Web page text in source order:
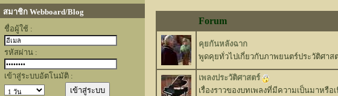
สมาชิก Webboard/Blog
ชื่อผู้ใช้ :
รหัสผ่าน :
เข้าสู่ระบบอัตโนมัติ :
Forum
คุยกันหลังฉาก
พูดคุยทั่วไปเกี่ยวกับภาพยนตร์ประวัติศาส
เพลงประวัติศาสตร์
เรื่องราวของบทเพลงที่มีความเป็นมาหรือ